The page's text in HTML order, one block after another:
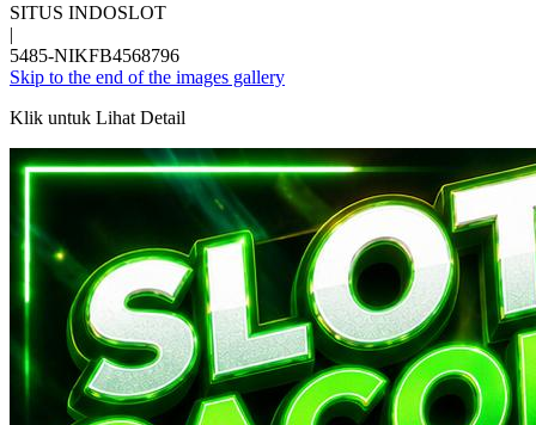
SITUS INDOSLOT
|
5485-NIKFB4568796
Skip to the end of the images gallery
Klik untuk Lihat Detail